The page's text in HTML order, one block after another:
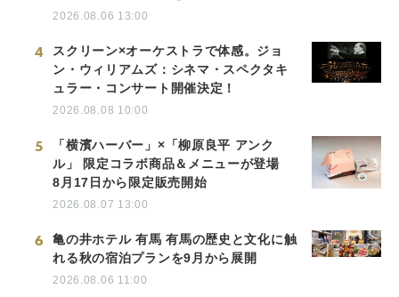
2026.08.06 13:00
4
スクリーン×オーケストラで体感。ジョ
ン・ウィリアムズ：シネマ・スペクタキ
ュラー・コンサート開催決定！
2026.08.08 10:00
5
「横濱ハーバー」×「柳原良平 アンク
ル」 限定コラボ商品＆メニューが登場
8月17日から限定販売開始
2026.08.07 13:00
6
亀の井ホテル 有馬 有馬の歴史と文化に触
れる秋の宿泊プランを9月から展開
2026.08.06 11:00